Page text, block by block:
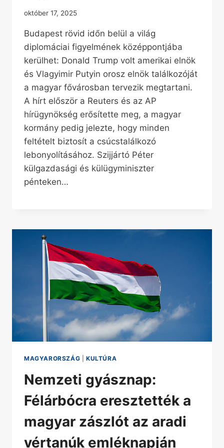
október 17, 2025
Budapest rövid időn belül a világ
diplomáciai figyelmének középpontjába
kerülhet: Donald Trump volt amerikai elnök
és Vlagyimir Putyin orosz elnök találkozóját
a magyar fővárosban tervezik megtartani.
A hírt először a Reuters és az AP
hírügynökség erősítette meg, a magyar
kormány pedig jelezte, hogy minden
feltételt biztosít a csúcstalálkozó
lebonyolításához. Szijjártó Péter
külgazdasági és külügyminiszter
pénteken…
MAGYARORSZÁG KULTÚRA
Nemzeti gyásznap:
Félárbócra eresztették a
magyar zászlót az aradi
vértanúk emléknapján